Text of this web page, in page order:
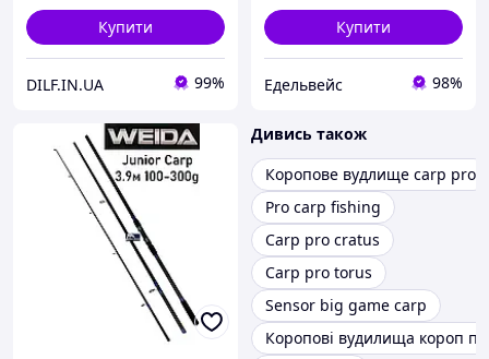
Купити
DILF.IN.UA 99%
Купити
Едельвейс 98%
Дивись також
Коропове вудлище carp pro
Pro carp fishing
Carp pro cratus
Carp pro torus
Sensor big game carp
Коропові вудилища короп